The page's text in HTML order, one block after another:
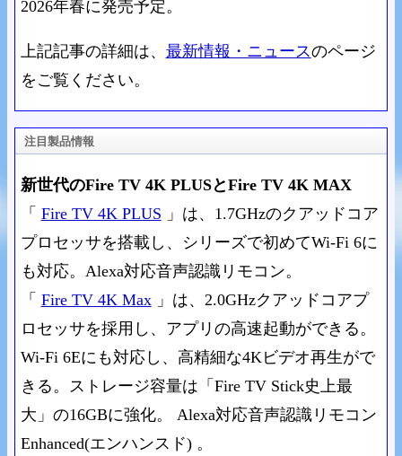
2026年春に発売予定。
上記記事の詳細は、 最新情報・ニュースのページ
をご覧ください。
注目製品情報
新世代のFire TV 4K PLUSとFire TV 4K MAX
「 Fire TV 4K PLUS 」は、1.7GHzのクアッドコア
プロセッサを搭載し、シリーズで初めてWi-Fi 6に
も対応。Alexa対応音声認識リモコン。
「 Fire TV 4K Max 」は、2.0GHzクアッドコアプ
ロセッサを採用し、アプリの高速起動ができる。
Wi-Fi 6Eにも対応し、高精細な4Kビデオ再生がで
きる。ストレージ容量は「Fire TV Stick史上最
大」の16GBに強化。 Alexa対応音声認識リモコン
Enhanced(エンハンスド) 。